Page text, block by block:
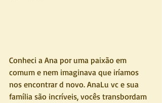
Conheci a Ana por uma paixão em
comum e nem imaginava que iríamos
nos encontrar d novo. AnaLu vc e sua
família são incríveis, vocês transbordam